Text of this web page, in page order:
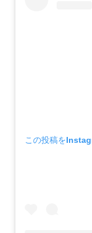
この投稿を